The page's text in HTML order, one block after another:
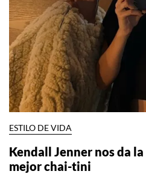
ESTILO DE VIDA
Kendall Jenner nos da
mejor chai-tini